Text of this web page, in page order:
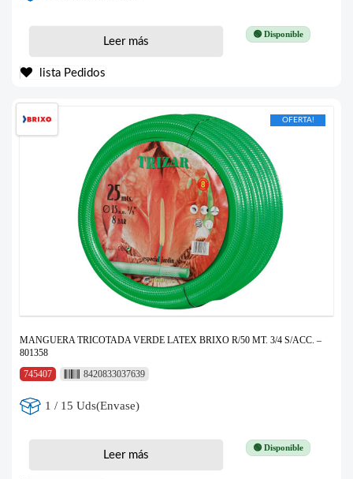
🟢 Disponible
Leer más
lista Pedidos
OFERTA!
MANGUERA TRICOTADA VERDE LATEX BRIXO R/50 MT. 3/4 S/ACC. –
801358
745407
8420833037639
1 / 15 Uds(Envase)
🟢 Disponible
Leer más